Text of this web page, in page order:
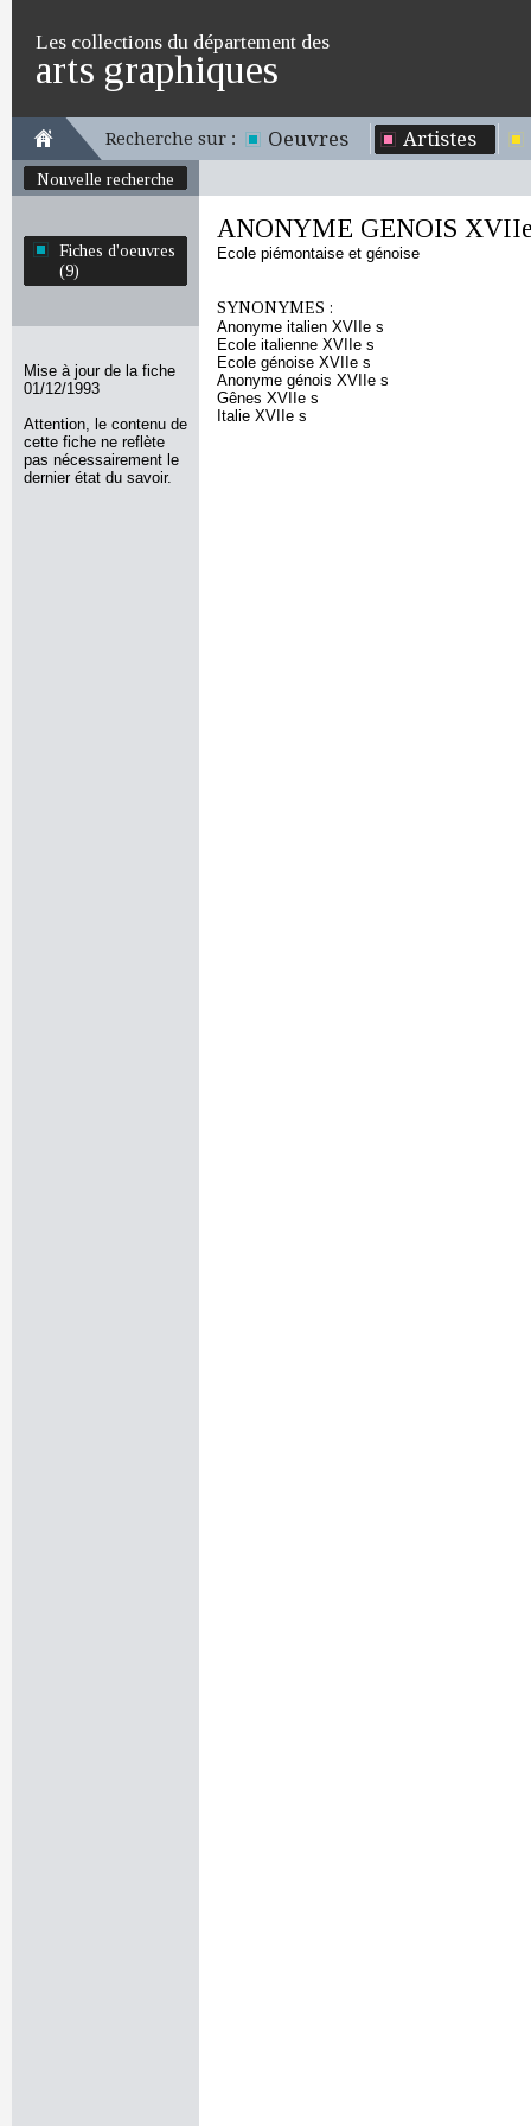
Les collections du département des
arts graphiques
Recherche sur : Oeuvres Artistes
Nouvelle recherche
Fiches d'oeuvres
(9)
Mise à jour de la fiche
01/12/1993
Attention, le contenu de
cette fiche ne reflète
pas nécessairement le
dernier état du savoir.
ANONYME GENOIS
Ecole piémontaise et génoise
SYNONYMES :
Anonyme italien XVIIe s
Ecole italienne XVIIe s
Ecole génoise XVIIe s
Anonyme génois XVIIe s
Gênes XVIIe s
Italie XVIIe s